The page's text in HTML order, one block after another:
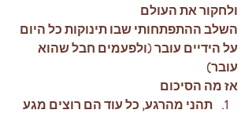
ולחקור את העולם
השלב ההתפתחותי שבו תינוקות כל היום
על הידיים עובר (ולפעמים חבל שהוא
עובר)
אז מה הסיכום
תהני מהרגע, כל עוד הם רוצים מגע